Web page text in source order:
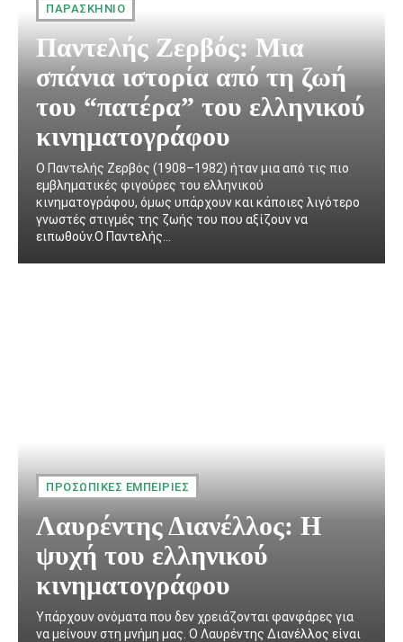
ΠΑΡΑΣΚΉΝΙΟ
Παντελής Ζερβός: Μια
σπάνια ιστορία από τη ζωή
του “πατέρα” του ελληνικού
κινηματογράφου
Ο Παντελής Ζερβός (1908–1982) ήταν μια από τις πιο
εμβληματικές φιγούρες του ελληνικού
κινηματογράφου, όμως υπάρχουν και κάποιες λιγότερο
γνωστές στιγμές της ζωής του που αξίζουν να
ειπωθούν.Ο Παντελής...
ΠΡΟΣΩΠΙΚΈΣ ΕΜΠΕΙΡΊΕΣ
Λαυρέντης Διανέλλος: Η
ψυχή του ελληνικού
κινηματογράφου
Υπάρχουν ονόματα που δεν χρειάζονται φανφάρες για
να μείνουν στη μνήμη μας. Ο Λαυρέντης Διανέλλος είναι